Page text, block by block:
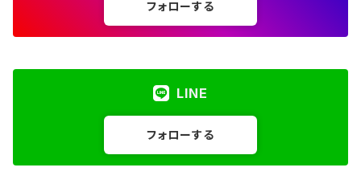
フォローする
LINE
フォローする